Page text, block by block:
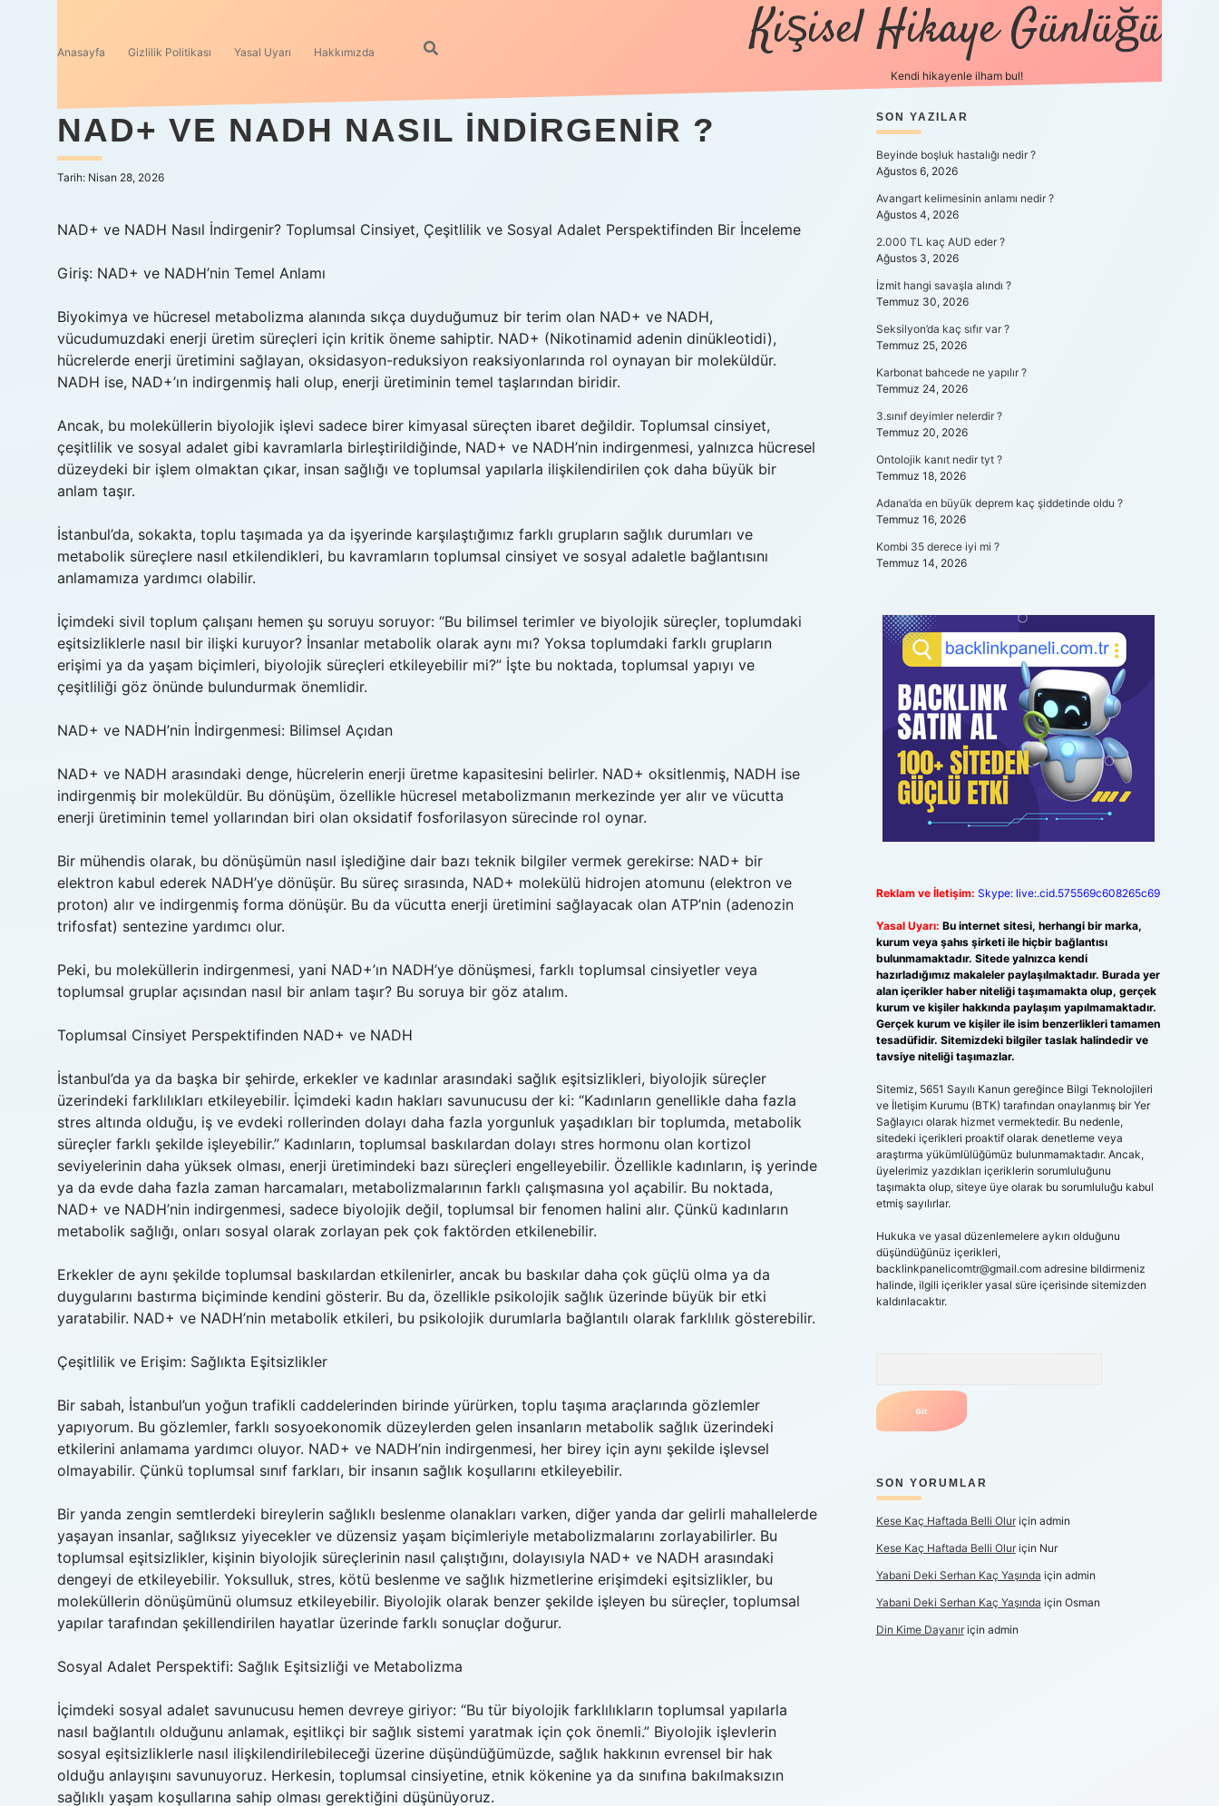
Anasayfa Gizlilik Politikası Yasal Uyarı Hakkımızda Kişisel Hikaye Günlüğü
Kendi hikayenle ilham bul!
NAD+ VE NADH NASIL INDIRGENIR ?
Tarih: Nisan 28, 2026
NAD+ ve NADH Nasıl İndirgenir? Toplumsal Cinsiyet, Çeşitlilik ve Sosyal Adalet Perspektifinden Bir İnceleme
Giriş: NAD+ ve NADH’nin Temel Anlamı
Biyokimya ve hücresel metabolizma alanında sıkça duyduğumuz bir terim olan NAD+ ve NADH,
vücudumuzdaki enerji üretim süreçleri için kritik öneme sahiptir. NAD+ (Nikotinamid adenin dinükleotidi),
hücrelerde enerji üretimini sağlayan, oksidasyon-reduksiyon reaksiyonlarında rol oynayan bir moleküldür.
NADH ise, NAD+’ın indirgenmiş hali olup, enerji üretiminin temel taşlarından biridir.
Ancak, bu moleküllerin biyolojik işlevi sadece birer kimyasal süreçten ibaret değildir. Toplumsal cinsiyet,
çeşitlilik ve sosyal adalet gibi kavramlarla birleştirildiğinde, NAD+ ve NADH’nin indirgenmesi, yalnızca hücresel
düzeydeki bir işlem olmaktan çıkar, insan sağlığı ve toplumsal yapılarla ilişkilendirilen çok daha büyük bir
anlam taşır.
İstanbul’da, sokakta, toplu taşımada ya da işyerinde karşılaştığımız farklı grupların sağlık durumları ve
metabolik süreçlere nasıl etkilendikleri, bu kavramların toplumsal cinsiyet ve sosyal adaletle bağlantısını
anlamamıza yardımcı olabilir.
İçimdeki sivil toplum çalışanı hemen şu soruyu soruyor: “Bu bilimsel terimler ve biyolojik süreçler, toplumdaki
eşitsizliklerle nasıl bir ilişki kuruyor? İnsanlar metabolik olarak aynı mı? Yoksa toplumdaki farklı grupların
erişimi ya da yaşam biçimleri, biyolojik süreçleri etkileyebilir mi?” İşte bu noktada, toplumsal yapıyı ve
çeşitliliği göz önünde bulundurmak önemlidir.
NAD+ ve NADH’nin İndirgenmesi: Bilimsel Açıdan
NAD+ ve NADH arasındaki denge, hücrelerin enerji üretme kapasitesini belirler. NAD+ oksitlenmiş, NADH ise
indirgenmiş bir moleküldür. Bu dönüşüm, özellikle hücresel metabolizmanın merkezinde yer alır ve vücutta
enerji üretiminin temel yollarından biri olan oksidatif fosforilasyon sürecinde rol oynar.
Bir mühendis olarak, bu dönüşümün nasıl işlediğine dair bazı teknik bilgiler vermek gerekirse: NAD+ bir
elektron kabul ederek NADH’ye dönüşür. Bu süreç sırasında, NAD+ molekülü hidrojen atomunu (elektron ve
proton) alır ve indirgenmiş forma dönüşür. Bu da vücutta enerji üretimini sağlayacak olan ATP’nin (adenozin
trifosfat) sentezine yardımcı olur.
Peki, bu moleküllerin indirgenmesi, yani NAD+’ın NADH’ye dönüşmesi, farklı toplumsal cinsiyetler veya
toplumsal gruplar açısından nasıl bir anlam taşır? Bu soruya bir göz atalım.
Toplumsal Cinsiyet Perspektifinden NAD+ ve NADH
İstanbul’da ya da başka bir şehirde, erkekler ve kadınlar arasındaki sağlık eşitsizlikleri, biyolojik süreçler
üzerindeki farklılıkları etkileyebilir. İçimdeki kadın hakları savunucusu der ki: “Kadınların genellikle daha fazla
stres altında olduğu, iş ve evdeki rollerinden dolayı daha fazla yorgunluk yaşadıkları bir toplumda, metabolik
süreçler farklı şekilde işleyebilir.” Kadınların, toplumsal baskılardan dolayı stres hormonu olan kortizol
seviyelerinin daha yüksek olması, enerji üretimindeki bazı süreçleri engelleyebilir. Özellikle kadınların, iş yerinde
ya da evde daha fazla zaman harcamaları, metabolizmalarının farklı çalışmasına yol açabilir. Bu noktada,
NAD+ ve NADH’nin indirgenmesi, sadece biyolojik değil, toplumsal bir fenomen halini alır. Çünkü kadınların
metabolik sağlığı, onları sosyal olarak zorlayan pek çok faktörden etkilenebilir.
Erkekler de aynı şekilde toplumsal baskılardan etkilenirler, ancak bu baskılar daha çok güçlü olma ya da
duygularını bastırma biçiminde kendini gösterir. Bu da, özellikle psikolojik sağlık üzerinde büyük bir etki
yaratabilir. NAD+ ve NADH’nin metabolik etkileri, bu psikolojik durumlarla bağlantılı olarak farklılık gösterebilir.
Çeşitlilik ve Erişim: Sağlıkta Eşitsizlikler
Bir sabah, İstanbul’un yoğun trafikli caddelerinden birinde yürürken, toplu taşıma araçlarında gözlemler
yapıyorum. Bu gözlemler, farklı sosyoekonomik düzeylerden gelen insanların metabolik sağlık üzerindeki
etkilerini anlamama yardımcı oluyor. NAD+ ve NADH’nin indirgenmesi, her birey için aynı şekilde işlevsel
olmayabilir. Çünkü toplumsal sınıf farkları, bir insanın sağlık koşullarını etkileyebilir.
Bir yanda zengin semtlerdeki bireylerin sağlıklı beslenme olanakları varken, diğer yanda dar gelirli mahallelerde
yaşayan insanlar, sağlıksız yiyecekler ve düzensiz yaşam biçimleriyle metabolizmalarını zorlayabilirler. Bu
toplumsal eşitsizlikler, kişinin biyolojik süreçlerinin nasıl çalıştığını, dolayısıyla NAD+ ve NADH arasındaki
dengeyi de etkileyebilir. Yoksulluk, stres, kötü beslenme ve sağlık hizmetlerine erişimdeki eşitsizlikler, bu
moleküllerin dönüşümünü olumsuz etkileyebilir. Biyolojik olarak benzer şekilde işleyen bu süreçler, toplumsal
yapılar tarafından şekillendirilen hayatlar üzerinde farklı sonuçlar doğurur.
Sosyal Adalet Perspektifi: Sağlık Eşitsizliği ve Metabolizma
İçimdeki sosyal adalet savunucusu hemen devreye giriyor: “Bu tür biyolojik farklılıkların toplumsal yapılarla
nasıl bağlantılı olduğunu anlamak, eşitlikçi bir sağlık sistemi yaratmak için çok önemli.” Biyolojik işlevlerin
sosyal eşitsizliklerle nasıl ilişkilendirilebileceği üzerine düşündüğümüzde, sağlık hakkının evrensel bir hak
olduğu anlayışını savunuyoruz. Herkesin, toplumsal cinsiyetine, etnik kökenine ya da sınıfına bakılmaksızın
sağlıklı yaşam koşullarına sahip olması gerektiğini düşünüyoruz.
SIDEBAR
SON YAZILAR
Beyinde boşluk hastalığı nedir ?
Ağustos 6, 2026
Avangart kelimesinin anlamı nedir ?
Ağustos 4, 2026
2.000 TL kaç AUD eder ?
Ağustos 3, 2026
İzmit hangi savaşla alındı ?
Temmuz 30, 2026
Seksilyon’da kaç sıfır var ?
Temmuz 25, 2026
Karbonat bahcede ne yapılır ?
Temmuz 24, 2026
3.sınıf deyimler nelerdir ?
Temmuz 20, 2026
Ontolojik kanıt nedir tyt ?
Temmuz 18, 2026
Adana’da en büyük deprem kaç şiddetinde oldu ?
Temmuz 16, 2026
Kombi 35 derece iyi mi ?
Temmuz 14, 2026
Reklam ve İletişim: Skype: live:.cid.575569c608265c69
Yasal Uyarı: Bu internet sitesi, herhangi bir marka,
kurum veya şahıs şirketi ile hiçbir bağlantısı
bulunmamaktadır. Sitede yalnızca kendi
hazırladığımız makaleler paylaşılmaktadır. Burada yer
alan içerikler haber niteliği taşımamakta olup, gerçek
kurum ve kişiler hakkında paylaşım yapılmamaktadır.
Gerçek kurum ve kişiler ile isim benzerlikleri tamamen
tesadüfidir. Sitemizdeki bilgiler taslak halindedir ve
tavsiye niteliği taşımazlar.
Sitemiz, 5651 Sayılı Kanun gereğince Bilgi Teknolojileri
ve İletişim Kurumu (BTK) tarafından onaylanmış bir Yer
Sağlayıcı olarak hizmet vermektedir. Bu nedenle,
sitedeki içerikleri proaktif olarak denetleme veya
araştırma yükümlülüğümüz bulunmamaktadır. Ancak,
üyelerimiz yazdıkları içeriklerin sorumluluğunu
taşımakta olup, siteye üye olarak bu sorumluluğu kabul
etmiş sayılırlar.
Hukuka ve yasal düzenlemelere aykırı olduğunu
düşündüğünüz içerikleri,
backlinkpanelicomtr@gmail.comadresine bildirmeniz
halinde, ilgili içerikler yasal süre içerisinde sitemizden
kaldırılacaktır.
SON YORUMLAR
Kese Kaç Haftada Belli Oluriçin admin
Kese Kaç Haftada Belli Oluriçin Nur
Yabani Deki Serhan Kaç Yaşında için admin
Yabani Deki Serhan Kaç Yaşında için Osman
Din Kime Dayanıriçin admin